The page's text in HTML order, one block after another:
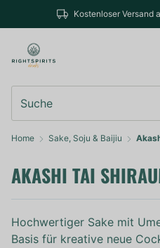
Kostenloser Versand ab€299
Home Sake, Soju & Baijiu
AKASHI TAI
Hochwertiger Sake mit
Basis für kreative neue